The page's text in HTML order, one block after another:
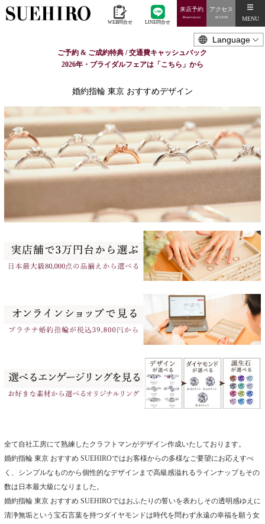
WEB問合せ LINE問合せ
来店予約
Reservation
アクセス
ACCESS MENU
ご予約 & ご成約特典 / 交通費キャッシュバック
2026年・ブライダルフェアは「こちら」から
婚約指輪 東京 おすすめデザイン
全て自社工房にて熟練したクラフトマンがデザイン作成いたしております。
婚約指輪 東京 おすすめ SUEHIROではお客様からの多様なご要望にお応えすべ
く、シンプルなものから個性的なデザインまで高級感溢れるラインナップもその
数は日本最大級になりました。
婚約指輪 東京 おすすめ SUEHIROではおふたりの誓いを表わしその透明感ゆえに
清浄無垢という宝石言葉を持つダイヤモンドは時代を問わず永遠の幸福を願う女